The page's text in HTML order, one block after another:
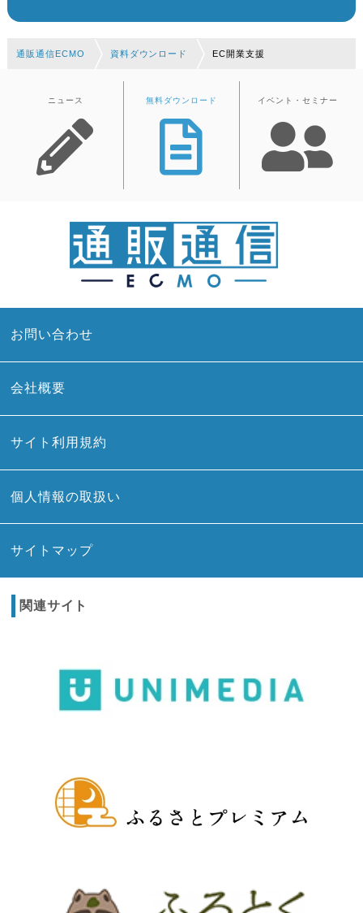
通販通信ECMO 資料ダウンロード EC開業支援
ニュース 無料ダウンロード イベント・セミナー
お問い合わせ
会社概要
サイト利用規約
個人情報の取扱い
サイトマップ
関連サイト